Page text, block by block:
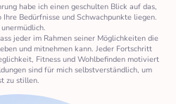
habe ich einen geschulten Blick auf das,
Bedürfnisse und Schwachpunkte liegen.
jeder im Rahmen seiner Möglichkeiten die
und mitnehmen kann. Jeder Fortschritt
Fitness und Wohlbefinden motiviert
sind für mich selbstverständlich, um
zu stillen.